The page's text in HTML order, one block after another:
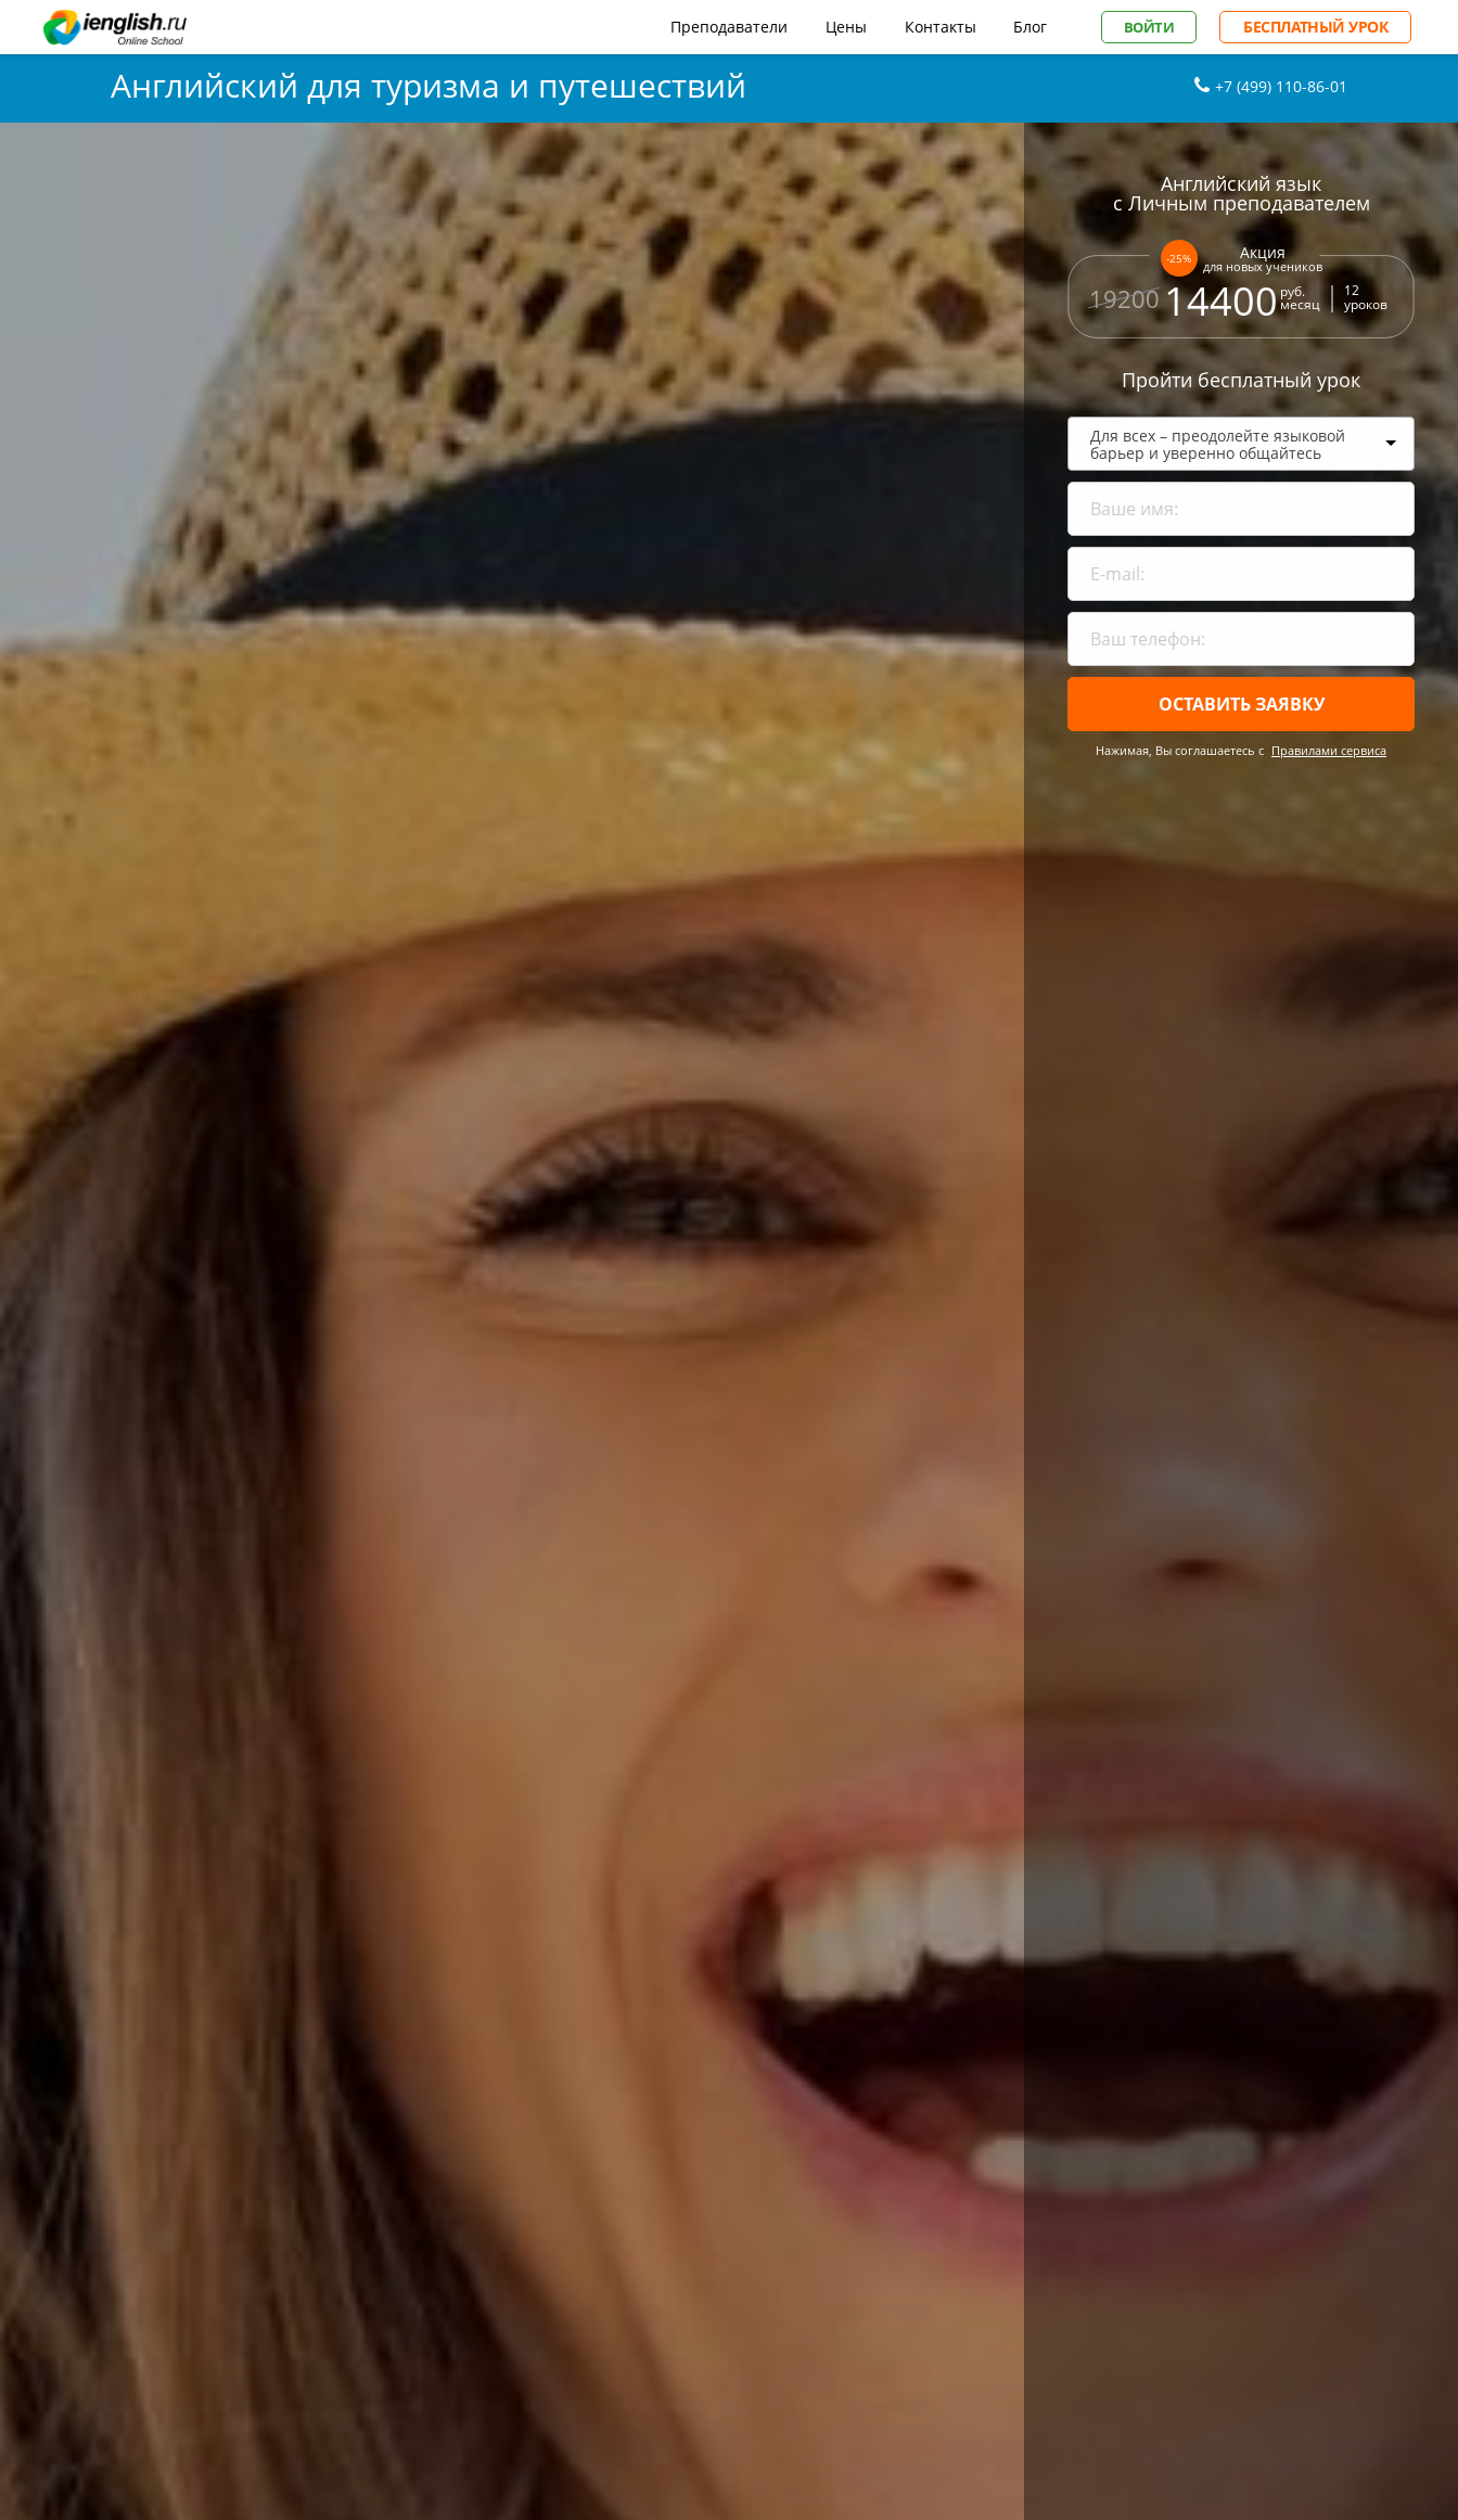
БЕСПЛАТНЫЙ УРОК
ВОЙТИ
Преподаватели Цены Контакты Блог
Английский для туризма и путешествий +7 (499) 110-86-01
Английский язык
с Личным преподавателем
-25% Акция
для новых учеников
1920014400руб.
месяц
12
уроков
Пройти бесплатный урок
Для всех – преодолейте языковой
барьер и уверенно общайтесь
ОСТАВИТЬ ЗАЯВКУ
Нажимая, Вы соглашаетесь c Правилами сервиса